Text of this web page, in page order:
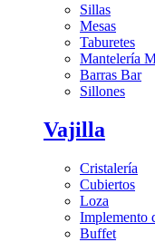
Sillas
Mesas
Taburetes
Mantelería
Barras Bar
Sillones
Vajilla
Cristalería
Cubiertos
Loza
Implemento
Buffet